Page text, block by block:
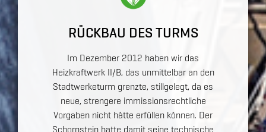
RÜCKBAU DES TURMS
Im Dezember 2012 haben wir das
Heizkraftwerk II/B, das unmittelbar an den
Stadtwerketurm grenzte, stillgelegt, da es
neue, strengere immissionsrechtliche
Vorgaben nicht hätte erfüllen können. Der
Schornstein hatte damit seine technische